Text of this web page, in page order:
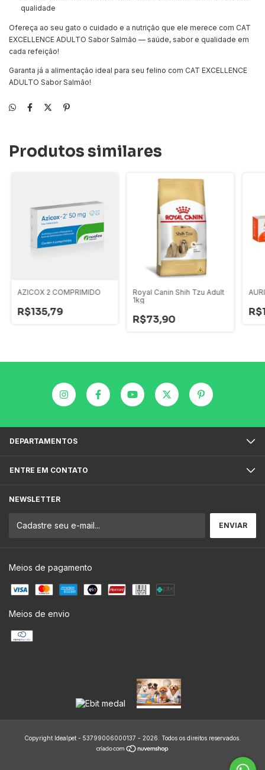
qualidade
Ofereça ao seu gato o cuidado e a nutrição que ele merece com CAT
EXCELLENCE ADULTO Sabor Salmão — saúde, sabor e qualidade em
cada refeição!
Garanta já a alimentação ideal para seu felino com CAT EXCELLENCE
ADULTO Sabor Salmão!
Produtos similares
AZICOX 2 COMPRIMIDO
R$135,79
Royal Canin Shih Tzu Adult
1kg
R$73,90
DEPARTAMENTOS
ENTRE EM CONTATO
NEWSLETTER
Meios de pagamento
Meios de envio
Copyright Idealpet - 53799006000137 - 2026. Todos os direitos reservados.